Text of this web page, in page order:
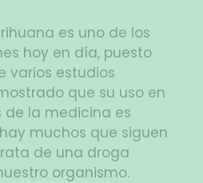
es uno de los
hoy en día, puesto
varios estudios
que su uso en
la medicina es
muchos que siguen
de una droga
organismo.